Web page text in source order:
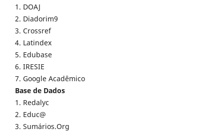
1. DOAJ
2. Diadorim9
3. Crossref
4. Latindex
5. Edubase
6. IRESIE
7. Google Acadêmico
Base de Dados
1. Redalyc
2. Educ@
3. Sumários.Org